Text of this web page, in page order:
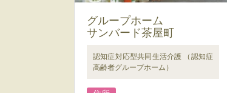
グループホーム
サンバード茶屋町
認知症対応型共同生活介護 （認知症
高齢者グループホーム）